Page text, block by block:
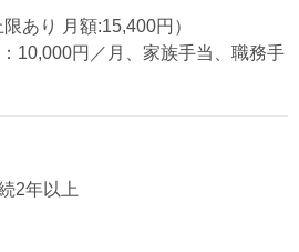
あり 月額:15,400円）
10,000円／月、家族手当、職務手
2年以上